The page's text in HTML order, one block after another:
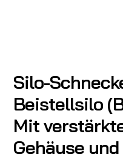
Silo-
Beistellsilo
Mit
Gehäuse